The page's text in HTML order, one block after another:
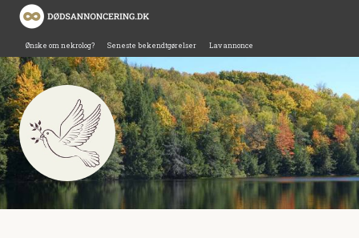
Ønske om nekrolog? Seneste bekendtgørelser Lav annonce